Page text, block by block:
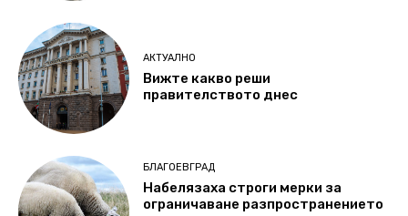
АКТУАЛНО
Вижте какво реши
правителството днес
БЛАГОЕВГРАД
Набелязаха строги мерки за
ограничаване разпространението